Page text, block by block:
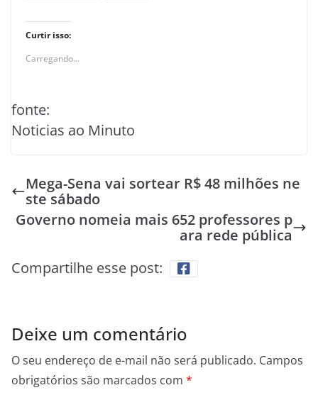
Curtir isso:
Carregando...
fonte:
Noticias ao Minuto
Mega-Sena vai sortear R$ 48 milhões ne
ste sábado
Governo nomeia mais 652 professores p
ara rede pública
Compartilhe esse post:
Deixe um comentário
O seu endereço de e-mail não será publicado. Campos
obrigatórios são marcados com *